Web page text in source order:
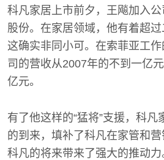
科凡家居上市前夕，王飚加入
股份。在家居领域，他有着超过
这确实非同小可。在索菲亚工
司的营收从2007年的不到一亿
亿元。
有了他这样的“猛将”支援，科
的到来，填补了科凡在家管和
科凡的将来带来了强大的推动力